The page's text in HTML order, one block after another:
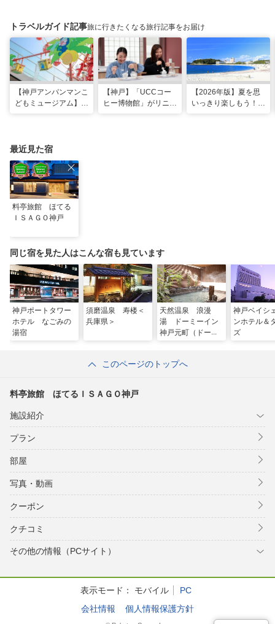
トラベルガイド記事旅に行きたくなる旅行記事をお届け
【神戸アンパンマンこ
どもミュージアム】夏
ふき飛ばそう
【神戸】「UCCコー
ヒー博物館」がリニュ
【2026年版】夏を思
いっきり楽しもう！関
最近見た宿
料亭旅館 ほてる
ＩＳＡＧＯ神戸
同じ宿を見た人はこんな宿も見ています
神戸ポートタワー
ホテル なごみの
湯宿
須磨温泉 寿楼＜
兵庫県＞
天然温泉 浪漫
湯 ドーミーイン
神戸元町（ドーミ
神戸ベイシ
ンホテル＆
ズ
このページのトップへ
料亭旅館 ほてるＩＳＡＧＯ神戸
施設紹介
プラン
部屋
写真・動画
クーポン
クチコミ
その他の情報（PCサイト）
表示モード： モバイル
PC
会社情報
個人情報保護方針